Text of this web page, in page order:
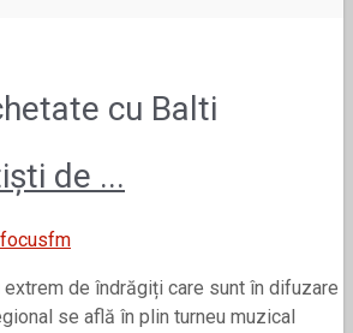
cu Balti
de ...
de îndrăgiți care sunt în difuzare
se află în plin turneu muzical